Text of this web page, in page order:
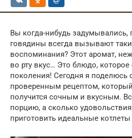
Вы когда-нибудь задумывались,
говядины всегда вызывают
воспоминания? Этот аромат,
во рту вкус… Это блюдо, которое
поколения! Сегодня я поделюсь
проверенным рецептом,
получится сочным и вкусным.
порцию, а сколько
приготовить идеальные